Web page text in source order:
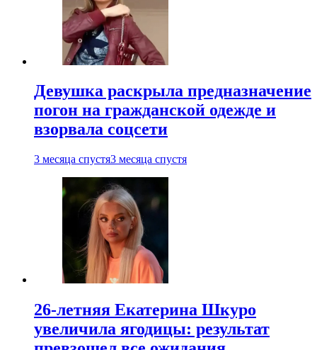
Девушка раскрыла предназначение
погон на гражданской одежде и
взорвала соцсети
3 месяца спустя3 месяца спустя
26-летняя Екатерина Шкуро
увеличила ягодицы: результат